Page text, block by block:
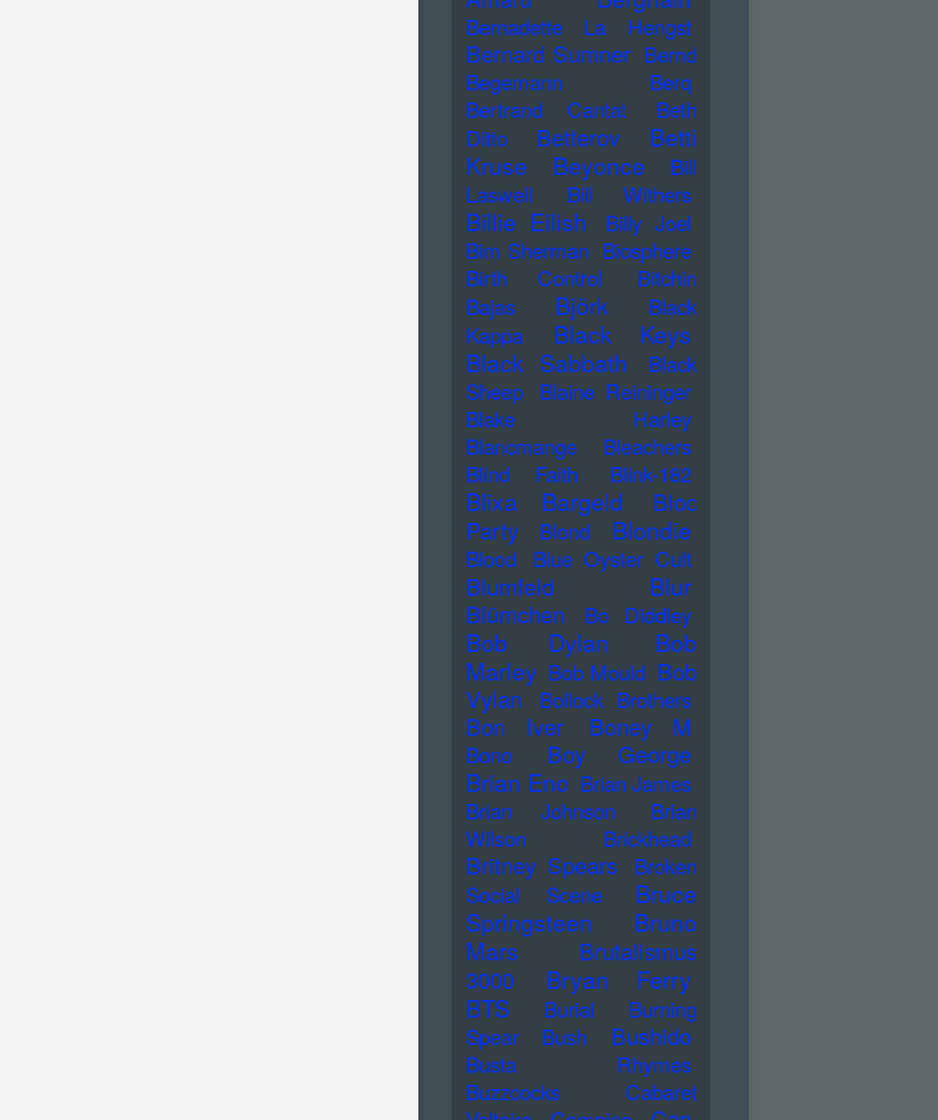
Bernadette La Hengst
Bernard Sumner Bernd
Begemann
Berq
Bertrand Cantat
Beth
Ditto
Betterov
Betti
Kruse
Beyonce
Bill
Laswell
Bill Withers
Billie Eilish
Billy Joel
Bim Sherman Biosphere
Birth Control
Bitchin
Bajas
Björk
Black
Kappa
Black Keys
Black Sabbath
Black
Sheep
Blaine Reininger
Blake Harley
Blancmange
Bleachers
Blind Faith
Blink-182
Blixa Bargeld
Bloc
Party
Blond Blondie
Blood Blue Oyster Cult
Blumfeld Blur
Blümchen Bo Diddley
Bob Dylan
Bob
Marley Bob Mould Bob
Vylan
Bollock Brothers
Bon Iver Boney M
Bono Boy George
Brian Eno Brian James
Brian Johnson
Brian
Wilson
Brickhead
Britney Spears
Broken
Social Scene
Bruce
Springsteen
Bruno
Mars
Brutalismus
3000
Bryan Ferry
BTS
Burial
Burning
Spear
Bush Bushido
Busta Rhymes
Buzzcocks
Cabaret